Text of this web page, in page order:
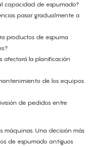
capacidad de espumado?
pasar gradualmente a
productos de espuma
afectará la planificación
de los equipos
de pedidos entre
máquinas. Una decisión más
de espumado antiguos